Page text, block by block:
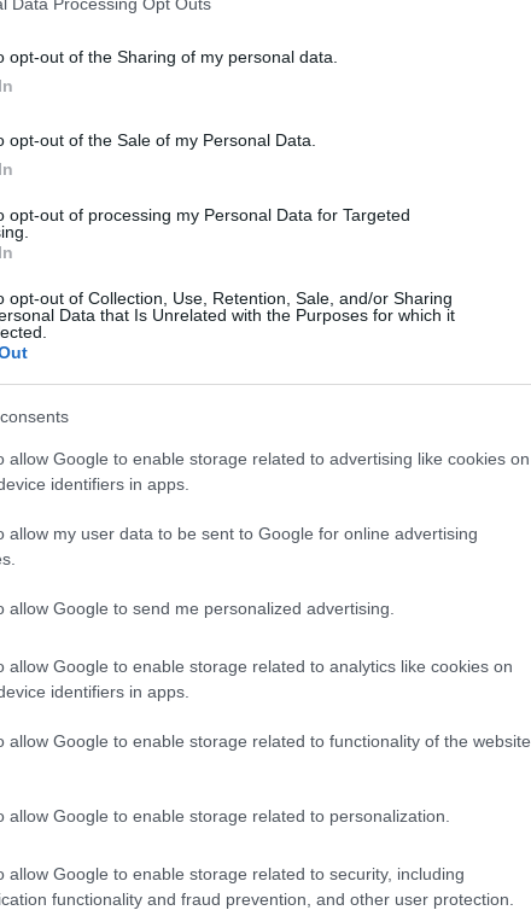
opt-out of the Sharing of my personal data.
opt-out of the Sale of my Personal Data.
opt-out of processing my Personal Data for Targeted
opt-out of Collection, Use, Retention, Sale, and/or Sharing
Data that Is Unrelated with the Purposes for which it
allow Google to enable storage related to advertising like cookies on
identifiers in apps.
allow my user data to be sent to Google for online advertising
allow Google to send me personalized advertising.
allow Google to enable storage related to analytics like cookies on
identifiers in apps.
allow Google to enable storage related to functionality of the website
allow Google to enable storage related to personalization.
allow Google to enable storage related to security, including
functionality and fraud prevention, and other user protection.
Orbán-kormány.
megerősítette, hogy az ügyben több
az Alkotmányvédelmi Hivatal 2026.
miatt, amelyet az ügyészség másnap
jelenleg is felderítési szakaszban
az akció végrehajtásáról előzetesen
is. A Fővárosi Nyomozó
és más bűncselekmények gyanúja miatt
ügyész többször is utasította a
körülményét tárják fel, függetlenül
szervezeteket érint.
hogy a büntetőeljárás nyomozati
megjelent találgatások és verziók